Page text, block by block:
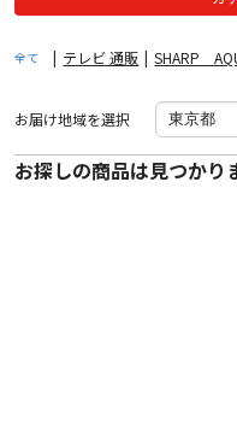
全て | テレビ 通販 | SHARP
お届け地域を選択
お探しの商品は見つかり